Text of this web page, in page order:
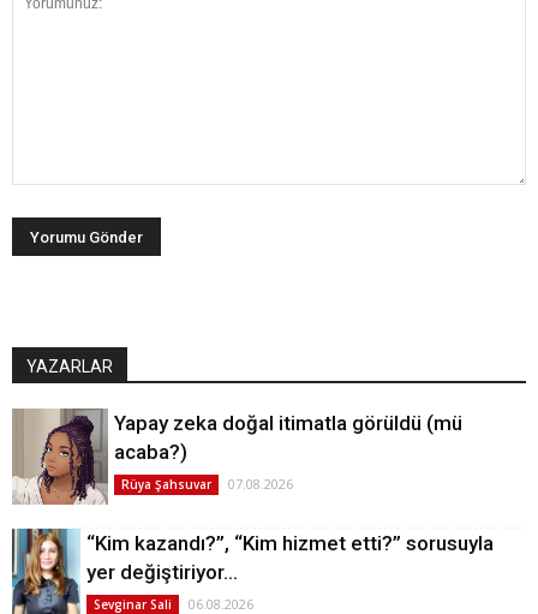
YAZARLAR
Yapay zeka doğal itimatla görüldü (mü
acaba?)
Rüya Şahsuvar 07.08.2026
“Kim kazandı?”, “Kim hizmet etti?” sorusuyla
yer değiştiriyor…
Sevginar Sali 06.08.2026